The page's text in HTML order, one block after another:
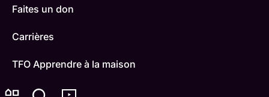
Faites un don
Carrières
TFO Apprendre à la maison
Comment nous capter